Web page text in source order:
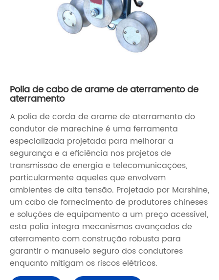
Polia de cabo de arame de aterramento de
aterramento
A polia de corda de arame de aterramento do
condutor de marechine é uma ferramenta
especializada projetada para melhorar a
segurança e a eficiência nos projetos de
transmissão de energia e telecomunicações,
particularmente aqueles que envolvem
ambientes de alta tensão. Projetado por Marshine,
um cabo de fornecimento de produtores chineses
e soluções de equipamento a um preço acessível,
esta polia integra mecanismos avançados de
aterramento com construção robusta para
garantir o manuseio seguro dos condutores
enquanto mitigam os riscos elétricos.